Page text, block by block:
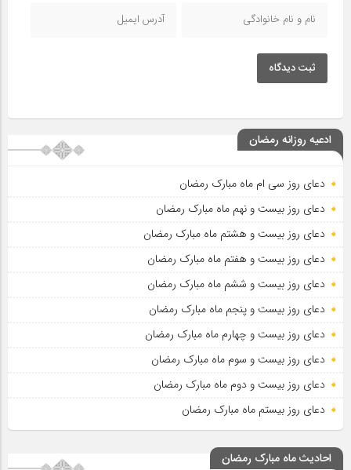
ثبت دیدگاه
ادعیه روزانه رمضان
دعای روز سی ام ماه مبارک رمضان
دعای روز بیست و نهم ماه مبارک رمضان
دعای روز بیست و هشتم ماه مبارک رمضان
دعای روز بیست و هفتم ماه مبارک رمضان
دعای روز بیست و ششم ماه مبارک رمضان
دعای روز بیست و پنجم ماه مبارک رمضان
دعای روز بیست و چهارم ماه مبارک رمضان
دعای روز بیست و سوم ماه مبارک رمضان
دعای روز بیست و دوم ماه مبارک رمضان
دعای روز بیستم ماه مبارک رمضان
احادیث ماه مبارک رمضان